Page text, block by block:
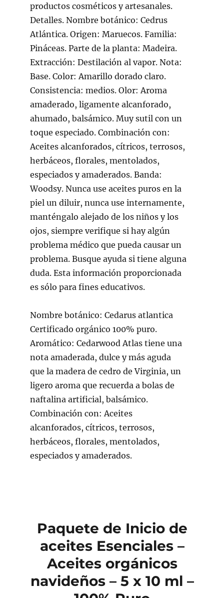
productos cosméticos y artesanales.
Detalles. Nombre botánico: Cedrus
Atlántica. Origen: Maruecos. Familia:
Pináceas. Parte de la planta: Madeira.
Extracción: Destilación al vapor. Nota:
Base. Color: Amarillo dorado claro.
Consistencia: medios. Olor: Aroma
amaderado, ligamente alcanforado,
ahumado, balsámico. Muy sutil con un
toque especiado. Combinación con:
Aceites alcanforados, cítricos, terrosos,
herbáceos, florales, mentolados,
especiados y amaderados. Banda:
Woodsy. Nunca use aceites puros en la
piel un diluir, nunca use internamente,
manténgalo alejado de los niños y los
ojos, siempre verifique si hay algún
problema médico que pueda causar un
problema. Busque ayuda si tiene alguna
duda. Esta información proporcionada
es sólo para fines educativos.
Nombre botánico: Cedarus atlantica
Certificado orgánico 100% puro.
Aromático: Cedarwood Atlas tiene una
nota amaderada, dulce y más aguda
que la madera de cedro de Virginia, un
ligero aroma que recuerda a bolas de
naftalina artificial, balsámico.
Combinación con: Aceites
alcanforados, cítricos, terrosos,
herbáceos, florales, mentolados,
especiados y amaderados.
Paquete de Inicio de
aceites Esenciales –
Aceites orgánicos
navideños – 5 x 10 ml –